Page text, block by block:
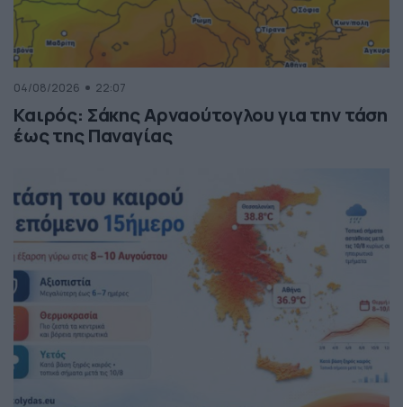
04/08/2026 22:07
Καιρός: Σάκης Αρναούτογλου για την τάση
έως της Παναγίας